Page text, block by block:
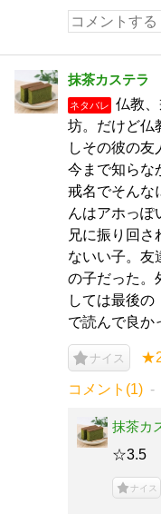
抹茶カステラ
ネタバレ
仏教
坊。だけど仏
しその彼の友
今まで知らな
戒名でそんな
んはアホっぽ
兄に振り回さ
ないい子。友
の子だった。
しては最後の
で読んで良か
ナイス
コメント(1)
抹茶カ
☆3.5
ナイス